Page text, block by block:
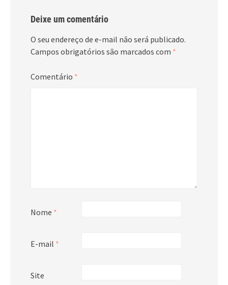
Deixe um comentário
O seu endereço de e-mail não será publicado.
Campos obrigatórios são marcados com *
Comentário *
Nome *
E-mail *
Site